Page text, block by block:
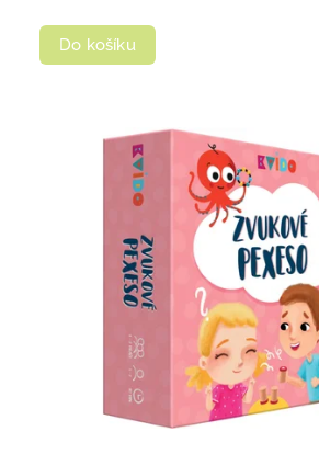
Do košíku